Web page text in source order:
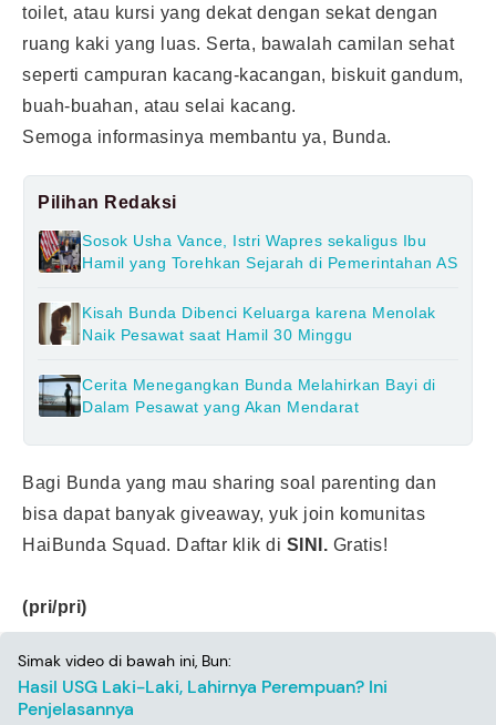
toilet, atau kursi yang dekat dengan sekat dengan
ruang kaki yang luas. Serta, bawalah camilan sehat
seperti campuran kacang-kacangan, biskuit gandum,
buah-buahan, atau selai kacang.
Semoga informasinya membantu ya, Bunda.
Pilihan Redaksi
Sosok Usha Vance, Istri Wapres sekaligus Ibu
Hamil yang Torehkan Sejarah di Pemerintahan AS
Kisah Bunda Dibenci Keluarga karena Menolak
Naik Pesawat saat Hamil 30 Minggu
Cerita Menegangkan Bunda Melahirkan Bayi di
Dalam Pesawat yang Akan Mendarat
Bagi Bunda yang mau sharing soal parenting dan
bisa dapat banyak giveaway, yuk join komunitas
HaiBunda Squad. Daftar klik di SINI. Gratis!
(pri/pri)
Simak video di bawah ini, Bun:
Hasil USG Laki-Laki, Lahirnya Perempuan? Ini
Penjelasannya